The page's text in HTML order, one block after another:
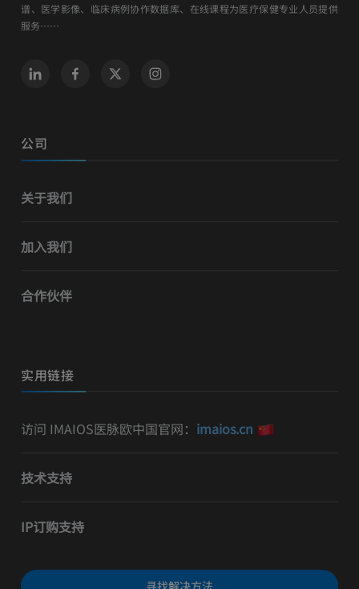
谱、医学影像、临床病例协作数据库、在线课程为医疗保健专业人员提供
服务……
公司
关于我们
加入我们
合作伙伴
实用链接
访问 IMAIOS医脉欧中国官网： imaios.cn
技术支持
IP订购支持
寻找解决方法